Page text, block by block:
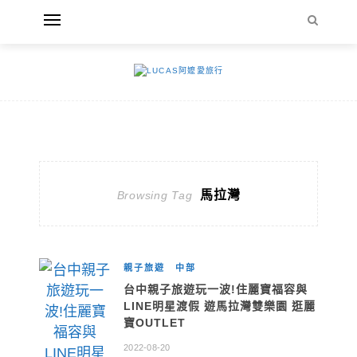
Browsing Tag 馬拉灣
親子旅遊 中部
台中親子旅遊玩一波!住麗寶福容與
LINE明星渡假 遊馬拉灣雙樂園 逛麗
寶OUTLET
2022-08-20